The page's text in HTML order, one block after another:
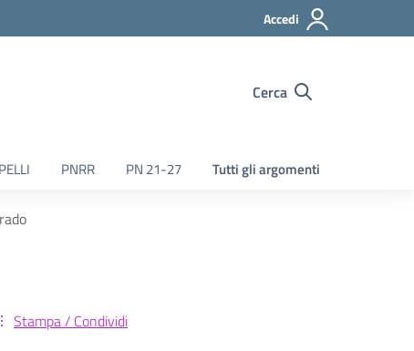
Accedi
Cerca
PNRR PN 21-27 Tutti gli argomenti
Stampa / Condividi